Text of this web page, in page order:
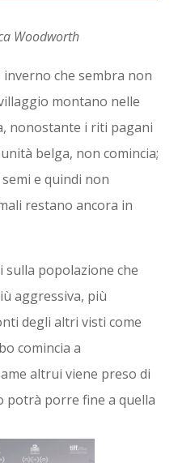
Woodworth
che sembra non
montano nelle
nonostante i riti pagani
belga, non comincia;
e quindi non
restano ancora in
popolazione che
aggressiva, più
degli altri visti come
comincia a
altrui viene preso di
potrà porre fine a quella